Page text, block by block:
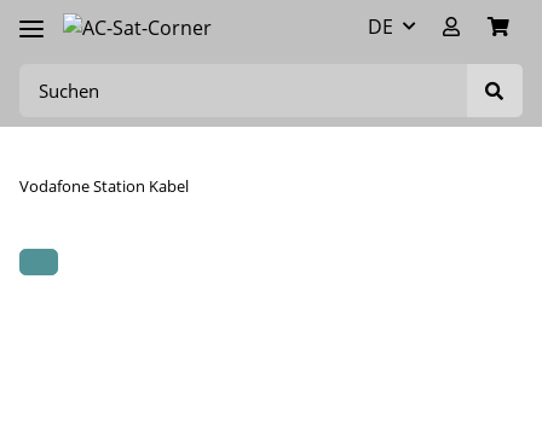
DE
Vodafone Station Kabel